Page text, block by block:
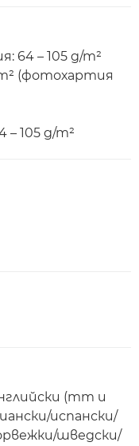
64 – 105 g/m²
(фотохартия
105 g/m²
(mm и
испански/
шведски/